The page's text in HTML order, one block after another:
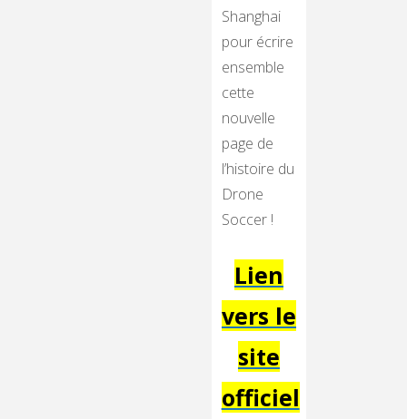
Shanghai
pour écrire
ensemble
cette
nouvelle
page de
l’histoire du
Drone
Soccer !
Lien
vers le
site
officiel